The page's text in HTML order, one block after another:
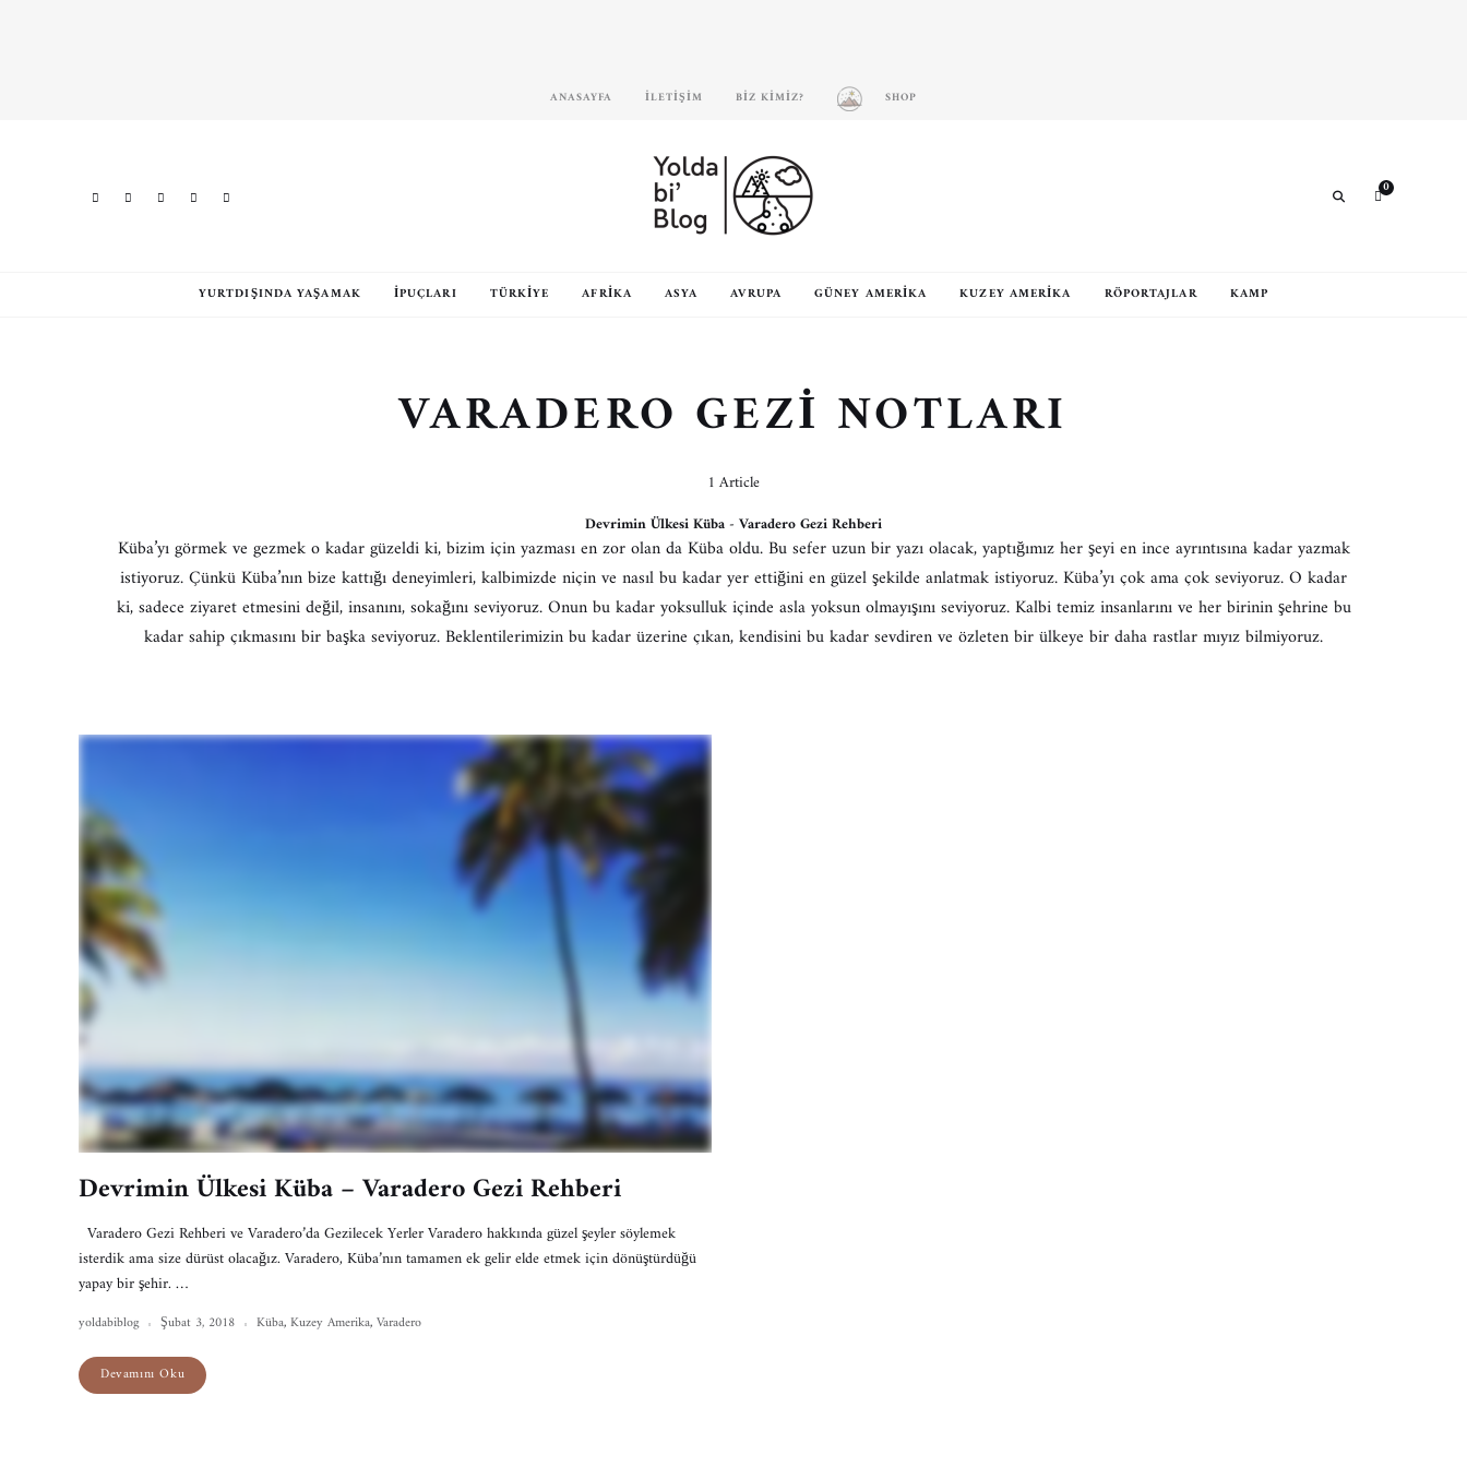
ANASAYFA İLETIŞIM BIZ KIMIZ? SHOP
0
YURTDIŞINDA YAŞAMAK İPUÇLARI TÜRKIYE AFRIKA ASYA AVRUPA GÜNEY AMERIKA KUZEY AMERIKA RÖPORTAJLAR KAMP
VARADERO GEZI NOTLARI
1 Article
Devrimin Ülkesi Küba - Varadero Gezi Rehberi
Küba’yı görmek ve gezmek o kadar güzeldi ki, bizim için yazması en zor olan da Küba oldu. Bu sefer uzun bir yazı olacak, yaptığımız her şeyi en ince ayrıntısına kadar yazmak
istiyoruz. Çünkü Küba’nın bize kattığı deneyimleri, kalbimizde niçin ve nasıl bu kadar yer ettiğini en güzel şekilde anlatmak istiyoruz. Küba’yı çok ama çok seviyoruz. O kadar
ki, sadece ziyaret etmesini değil, insanını, sokağını seviyoruz. Onun bu kadar yoksulluk içinde asla yoksun olmayışını seviyoruz. Kalbi temiz insanlarını ve her birinin şehrine bu
kadar sahip çıkmasını bir başka seviyoruz. Beklentilerimizin bu kadar üzerine çıkan, kendisini bu kadar sevdiren ve özleten bir ülkeye bir daha rastlar mıyız bilmiyoruz.
Devrimin Ülkesi Küba – Varadero Gezi Rehberi
Varadero Gezi Rehberi ve Varadero’da Gezilecek Yerler Varadero hakkında güzel şeyler söylemek
isterdik ama size dürüst olacağız. Varadero, Küba’nın tamamen ek gelir elde etmek için dönüştürdüğü
yapay bir şehir. …
yoldabiblog Şubat 3, 2018 Küba,Kuzey Amerika,Varadero
Devamını Oku